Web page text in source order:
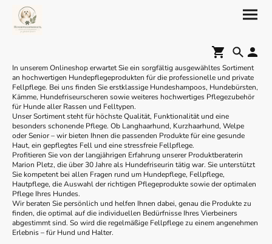
In unserem Onlineshop erwartet Sie ein sorgfältig ausgewähltes Sortiment
an hochwertigen Hundepflegeprodukten für die professionelle und private
Fellpflege. Bei uns finden Sie erstklassige Hundeshampoos, Hundebürsten,
Kämme, Hundefriseurscheren sowie weiteres hochwertiges Pflegezubehör
für Hunde aller Rassen und Felltypen.
Unser Sortiment steht für höchste Qualität, Funktionalität und eine
besonders schonende Pflege. Ob Langhaarhund, Kurzhaarhund, Welpe
oder Senior – wir bieten Ihnen die passenden Produkte für eine gesunde
Haut, ein gepflegtes Fell und eine stressfreie Fellpflege.
Profitieren Sie von der langjährigen Erfahrung unserer Produktberaterin
Marion Pletz, die über 30 Jahre als Hundefriseurin tätig war. Sie unterstützt
Sie kompetent bei allen Fragen rund um Hundepflege, Fellpflege,
Hautpflege, die Auswahl der richtigen Pflegeprodukte sowie der optimalen
Pflege Ihres Hundes.
Wir beraten Sie persönlich und helfen Ihnen dabei, genau die Produkte zu
finden, die optimal auf die individuellen Bedürfnisse Ihres Vierbeiners
abgestimmt sind. So wird die regelmäßige Fellpflege zu einem angenehmen
Erlebnis – für Hund und Halter.